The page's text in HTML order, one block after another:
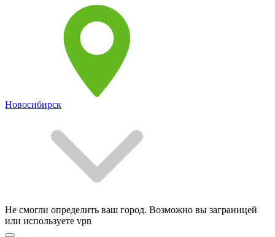
Новосибирск
Не смогли определить ваш город. Возможно вы заграницей
или используете vpn